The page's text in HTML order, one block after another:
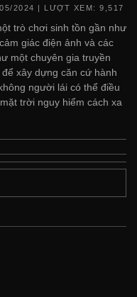
2024 | LƯỢT XEM: 9,517
trò chơi sinh tồn gần như
giác điện ảnh và các
một chuyên gia truyền
xây dựng căn cứ hành
người lái có thể điều
trời nguy hiểm cách xa